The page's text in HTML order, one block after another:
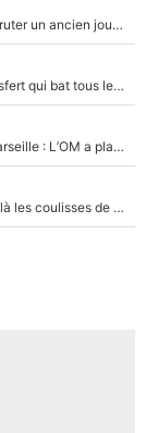
«C’est un très bon choix» : L'OM fait une offre pour recruter un ancien joueur du PSG... et c'est validé dans l'After Foot !
140M€ pour Yan Diomandé : Le PSG a dit non au transfert qui bat tous les records sur le mercato
La crise financière continue de faire des ravages à Marseille : L’OM a placé 12 joueurs sur le marché des transferts… et ça pourrait lui rapporter près de 100M€ !
Maghnes Akliouche raconte sa signature au PSG : Voilà les coulisses de son transfert de rêve à 50M€